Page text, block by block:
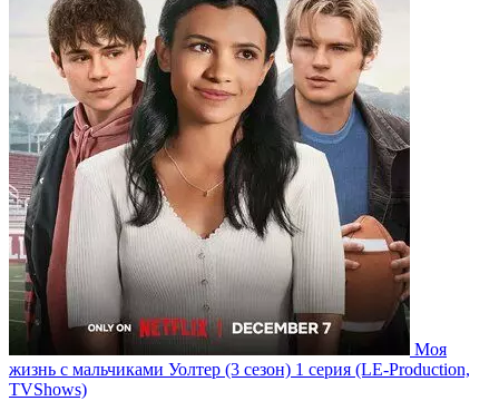
Моя
жизнь с мальчиками Уолтер (3 сезон) 1 серия (LE-Production,
TVShows)